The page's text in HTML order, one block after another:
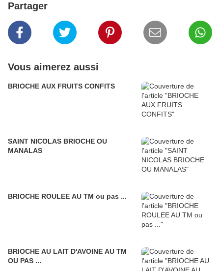
Partager
Vous aimerez aussi
BRIOCHE AUX FRUITS CONFITS
SAINT NICOLAS BRIOCHE OU
MANALAS
BRIOCHE ROULEE AU TM ou pas ...
BRIOCHE AU LAIT D'AVOINE AU TM
OU PAS ...